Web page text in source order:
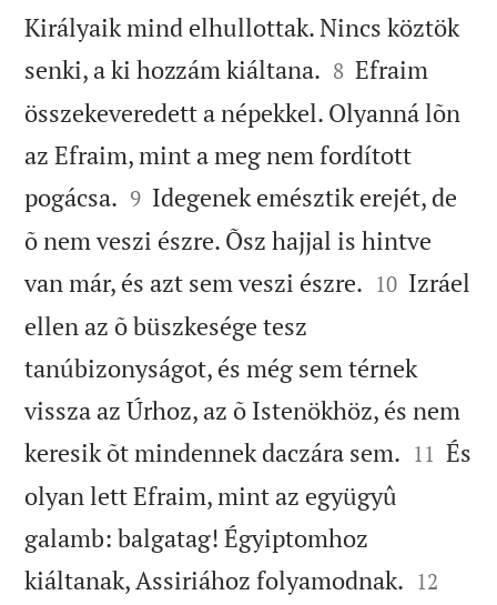
Királyaik mind elhullottak. Nincs köztök
senki, a ki hozzám kiáltana. 

8 Efraim
összekeveredett a népekkel. Olyanná lõn
az Efraim, mint a meg nem fordított
pogácsa. 

9 Idegenek emésztik erejét, de
õ nem veszi észre. Õsz hajjal is hintve
van már, és azt sem veszi észre. 

10 Izráel
ellen az õ büszkesége tesz
tanúbizonyságot, és még sem térnek
vissza az Úrhoz, az õ Istenökhöz, és nem
keresik õt mindennek daczára sem. 

11 És
olyan lett Efraim, mint az együgyû
galamb: balgatag! Égyiptomhoz
kiáltanak, Assiriához folyamodnak. 

12